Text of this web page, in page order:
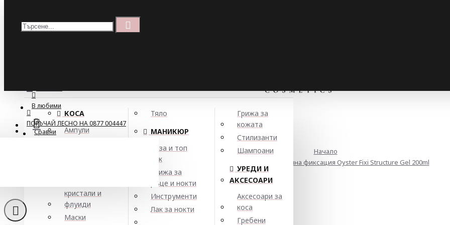
Кошница
В любими
Сравни
КОСА
Ампули
кристали и
флуиди
Маски
Тяло
МАНИКЮР
База и топ
лак
Грижа за
ръце и нокти
Инструменти
Лак за нокти
Грижа за
кожата
Стилизанти
Шампоани
УРЕДИ И
АКСЕСОАРИ
Аксесоари за
коса
Гребени
ПОРЪЧАЙ ЛЕСНО НА 0877 004447
Начало
Гел с екстремно силна фиксация Oyster Fixi Structure Gel 200ml